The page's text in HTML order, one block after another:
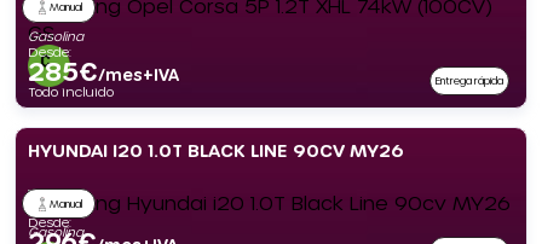
Manual
Gasolina
Desde:
285€/mes+IVA
Todo incluido
Entrega rápida
HYUNDAI I20 1.0T BLACK LINE 90CV MY26
Manual
Gasolina
Desde: